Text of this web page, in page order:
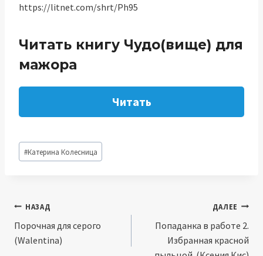
https://litnet.com/shrt/Ph95
Читать книгу Чудо(вище) для
мажора
Читать
Метки
записи:
#Катерина Колесница
Навигация
по
НАЗАД
Порочная для серого
(Walentina)
ДАЛЕЕ
Попаданка в работе 2.
Избранная красной